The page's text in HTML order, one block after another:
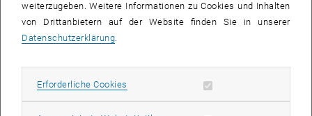
EEG - Analyse
Die Informationsverarbeitung im menschlichen Gehirn ist ein
komplexer Prozess und dementsprechend werden unsere
und grafisch dargestellt werden. Im klinischen Bereich ist die
weiterzugeben. Weitere Informationen zu Cookies und Inhalten
von Drittanbietern auf der Website finden Sie in unserer
Datenschutzerklärung.
Erforderliche Cookies Erforderliche Cookies zulassen